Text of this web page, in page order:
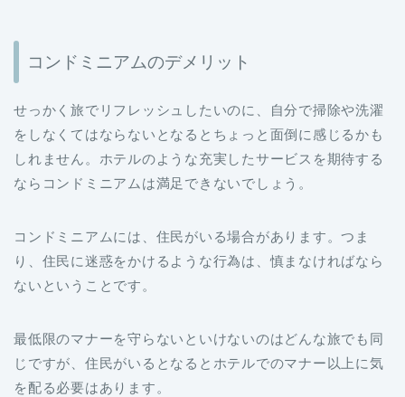
コンドミニアムのデメリット
せっかく旅でリフレッシュしたいのに、自分で掃除や洗濯
をしなくてはならないとなるとちょっと面倒に感じるかも
しれません。ホテルのような充実したサービスを期待する
ならコンドミニアムは満足できないでしょう。
コンドミニアムには、住民がいる場合があります。つま
り、住民に迷惑をかけるような行為は、慎まなければなら
ないということです。
最低限のマナーを守らないといけないのはどんな旅でも同
じですが、住民がいるとなるとホテルでのマナー以上に気
を配る必要はあります。